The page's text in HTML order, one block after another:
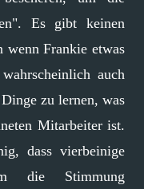
Es gibt keinen
wenn Frankie etwas
auch
zu lernen, was
Mitarbeiter ist.
dass vierbeinige
die Stimmung